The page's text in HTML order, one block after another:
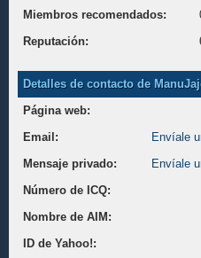
Miembros recomendados:
Reputación:
Detalles de contacto de
Página web:
Email:
Envíale
Mensaje privado:
Envíale
Número de ICQ:
Nombre de AIM:
ID de Yahoo!: